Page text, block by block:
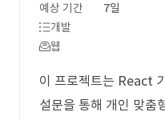
예상 기간
7일
개발
웹
이 프로젝트는 React
설문을 통해 개인 맞춤